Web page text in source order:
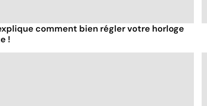
comment bien régler votre horloge
!